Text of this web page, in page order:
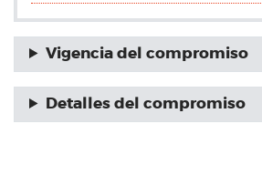
Vigencia del compromiso
Detalles del compromiso